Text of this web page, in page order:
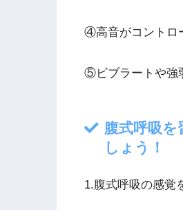
④高音がコントロ
⑤ビブラートや強
腹式呼吸を
しょう！
1.腹式呼吸の感覚